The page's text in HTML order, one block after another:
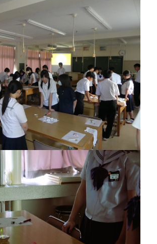
義される炎の色」と「実際に自分の目で
微妙な違いがあります。 生徒は単に
描写するのではなく、どの元素の化学
に情景として正確に伝わるよう、理科の
国語の豊かな詩的感性の両方をフル活
がら表現力を磨きました。
事や課題は、１つの教科の知識だけで
１つのテーマに対し、今回の体験授業
点で見る思考力を育みます。
識を別の教科や場面で応用すること
くなり記憶にもしっかり残ります。